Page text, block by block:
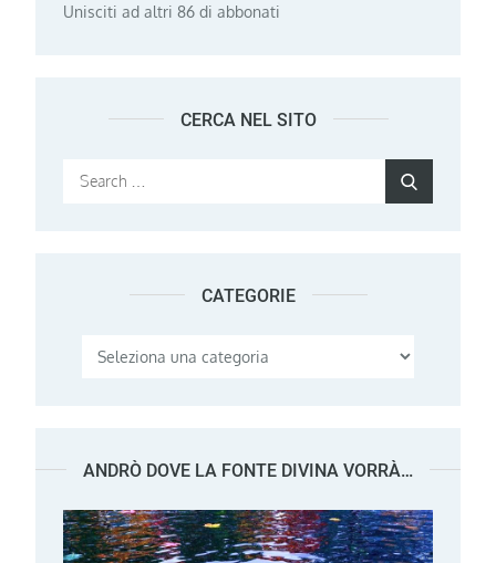
Unisciti ad altri 86 di abbonati
CERCA NEL SITO
Search
CATEGORIE
Categorie
ANDRÒ DOVE LA FONTE DIVINA VORRÀ…